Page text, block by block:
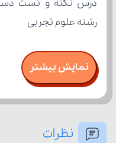
رشته علوم تجربی
نمایش بیشتر
نظرات